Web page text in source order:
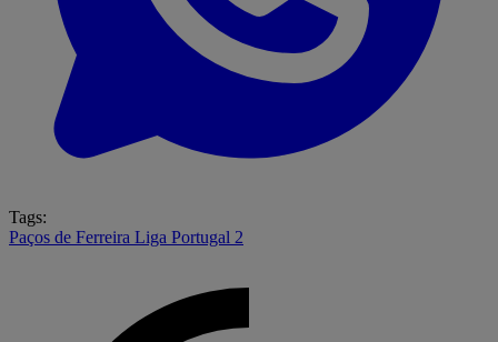
Tags:
Paços de Ferreira Liga Portugal 2